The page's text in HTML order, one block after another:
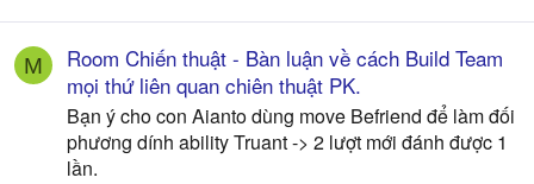
M
Room Chiến thuật - Bàn luận về cách Build Team
mọi thứ liên quan chiên thuật PK.
Bạn ý cho con Aianto dùng move Befriend để làm đối
phương dính ability Truant -> 2 lượt mới đánh được 1
lần.